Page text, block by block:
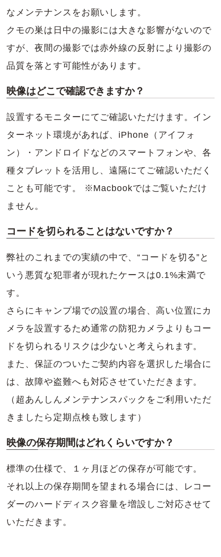
なメンテナンスをお願いします。
クモの巣は日中の撮影には大きな影響がないので
すが、夜間の撮影では赤外線の反射により撮影の
品質を落とす可能性があります。
映像はどこで確認できますか？
設置するモニターにてご確認いただけます。イン
ターネット環境があれば、iPhone（アイフォ
ン）・アンドロイドなどのスマートフォンや、各
種タブレットを活用し、遠隔にてご確認いただく
ことも可能です。 ※Macbookではご覧いただけ
ません。
コードを切られることはないですか？
弊社のこれまでの実績の中で、“コードを切る”と
いう悪質な犯罪者が現れたケースは0.1%未満で
す。
さらにキャンプ場での設置の場合、高い位置にカ
メラを設置するため通常の防犯カメラよりもコー
ドを切られるリスクは少ないと考えられます。
また、保証のついたご契約内容を選択した場合に
は、故障や盗難へも対応させていただきます。
（超あんしんメンテナンスパックをご利用いただ
きましたら定期点検も致します）
映像の保存期間はどれくらいですか？
標準の仕様で、１ヶ月ほどの保存が可能です。
それ以上の保存期間を望まれる場合には、レコー
ダーのハードディスク容量を増設しご対応させて
いただきます。